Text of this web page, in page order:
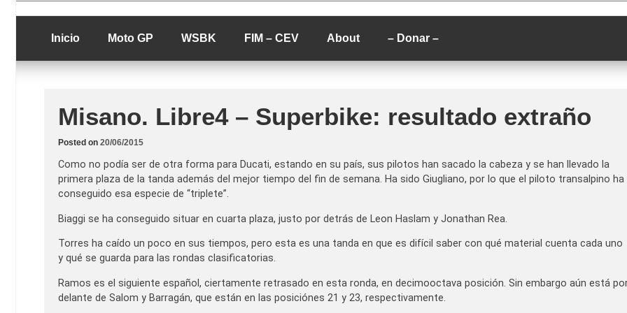
to
contentLucio Lopez GP
luciolopezgp
Inicio Moto GP WSBK FIM – CEV About – Donar –
Misano. Libre4 – Superbike: resultado extraño
Posted on 20/06/2015
Como no podía ser de otra forma para Ducati, estando en su país, sus pilotos han sacado la cabeza y se han llevado la
primera plaza de la tanda además del mejor tiempo del fin de semana. Ha sido Giugliano, por lo que el piloto transalpino ha
conseguido esa especie de “triplete”.
Biaggi se ha conseguido situar en cuarta plaza, justo por detrás de Leon Haslam y Jonathan Rea.
Torres ha caído un poco en sus tiempos, pero esta es una tanda en que es difícil saber con qué material cuenta cada uno
y qué se guarda para las rondas clasificatorias.
Ramos es el siguiente español, ciertamente retrasado en esta ronda, en decimooctava posición. Sin embargo aún está
delante de Salom y Barragán, que están en las posiciónes 21 y 23, respectivamente.